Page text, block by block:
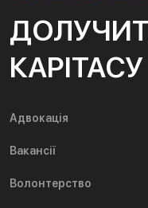
КАРІТАСУ
Адвокація
Вакансії
Волонтерство